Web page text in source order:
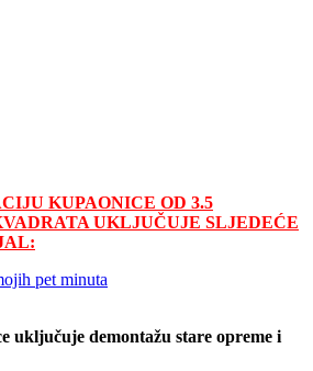
KUPAONICE OD 3.5
UKLJUČUJE SLJEDEĆE
pet minuta
uključuje demontažu stare opreme i